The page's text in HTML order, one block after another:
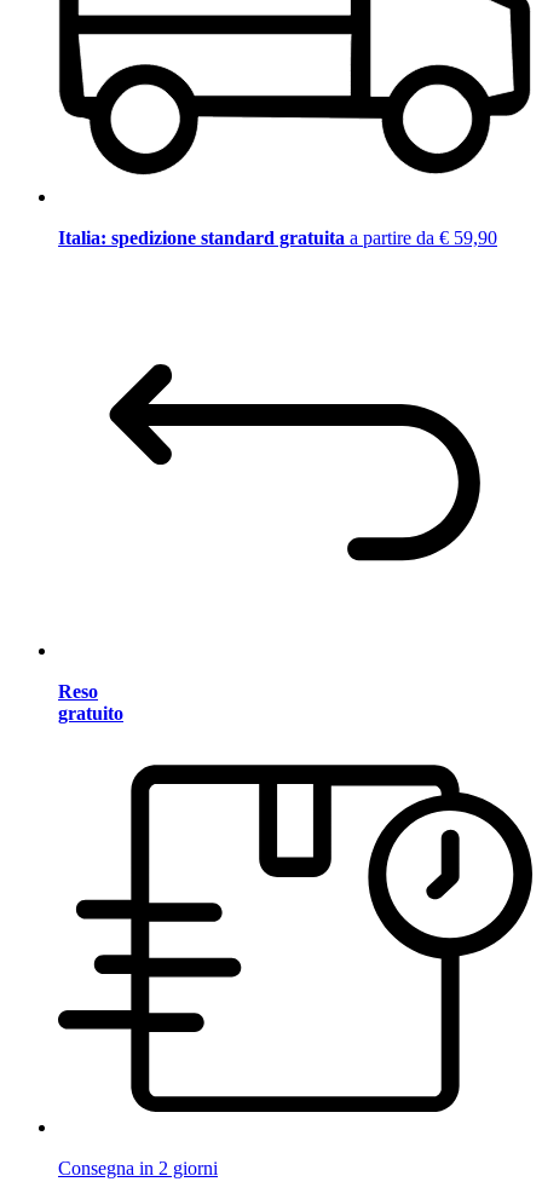
Italia: spedizione standard gratuita a partire da € 59,90
Reso
gratuito
Consegna in 2 giorni